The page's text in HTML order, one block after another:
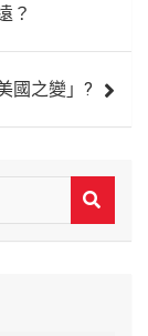
？
國之變」?